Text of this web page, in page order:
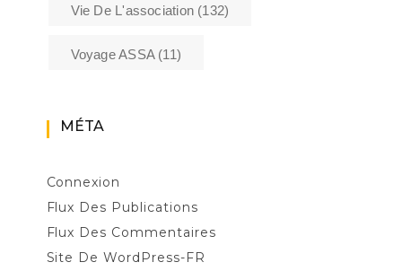
Vie De L'association (132)
Voyage ASSA(11)
MÉTA
Connexion
Flux Des Publications
Flux Des Commentaires
Site De WordPress-FR